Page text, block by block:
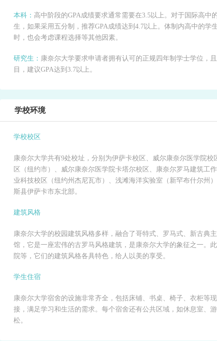
本科： 高中阶段的GPA成绩要求通常需要在3.5以上。对于国际高
生，如果采用五分制，推荐GPA成绩达到4.7以上。体制内高中的
时，也会考虑课程选择等其他因素。
研究生： 康奈尔大学要求申请者拥有认可的正规四年制学士学位，
目，建议GPA达到3.7以上。
学校环境
学校校区
康奈尔大学共有9处校址，分别为伊萨卡校区、威尔康奈尔医学院
区（纽约市）、威尔康奈尔医学院卡塔尔校区、康奈尔罗马建筑工
业科技校区（纽约州杰尼瓦市）、浅滩海洋实验室（新罕布什尔州
斯县伊萨卡市东北部。
建筑风格
康奈尔大学的校园建筑风格多样，融合了哥特式、罗马式、新古典
馆，它是一座宏伟的古罗马风格建筑，是康奈尔大学的象征之一。
院等，它们的建筑风格各具特色，给人以美的享受。
学生住宿
康奈尔大学宿舍的设施非常齐全，包括床铺、书桌、椅子、衣柜等
接，满足学习和生活的需求。每个宿舍还有公共区域，如休息室、
松。